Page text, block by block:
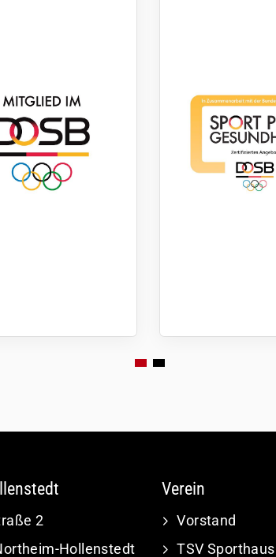
2
Hollenstedt
Verein
Vorstand
TSV Sporthaus